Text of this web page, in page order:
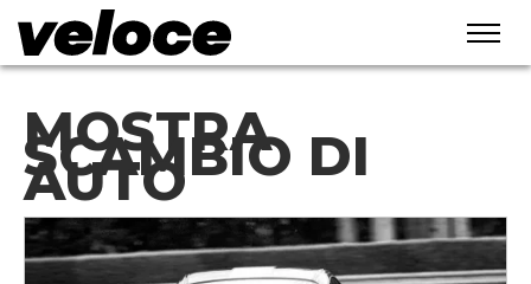
MOSTRA
SCAMBIO DI
AUTO